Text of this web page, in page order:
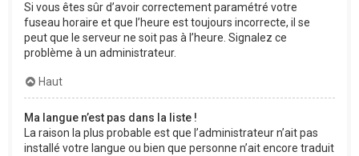
Si vous êtes sûr d’avoir correctement paramétré votre
fuseau horaire et que l’heure est toujours incorrecte, il se
peut que le serveur ne soit pas à l’heure. Signalez ce
problème à un administrateur.
Haut
Ma langue n’est pas dans la liste !
La raison la plus probable est que l’administrateur n’ait pas
installé votre langue ou bien que personne n’ait encore traduit